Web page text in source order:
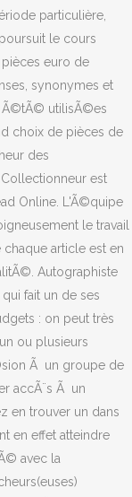
particulière,
le cours
euro de
synonymes et
Ã©tÃ© utilisÃ©es
choix de pièces de
des
est
Online. L'Ã©quipe
le travail
article est en
Autographiste
fait un de ses
: on peut très
ou plusieurs
Ã un groupe de
accÃ¨s Ã un
en trouver un dans
en effet atteindre
avec la